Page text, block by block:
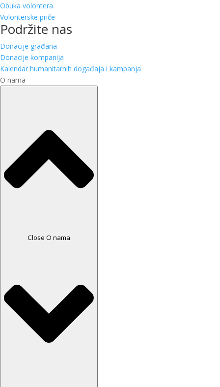
Obuka volontera
Volonterske priče
Podržite nas
Donacije građana
Donacije kompanija
Kalendar humanitarnih događaja i kampanja
O nama
Close O nama